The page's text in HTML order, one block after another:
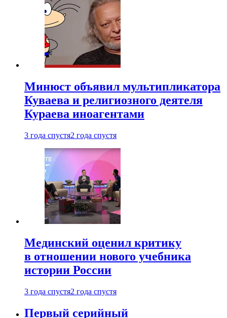
Минюст объявил мультипликатора
Куваева и религиозного деятеля
Кураева иноагентами
3 года спустя2 года спустя
Мединский оценил критику
в отношении нового учебника
истории России
3 года спустя2 года спустя
Первый серийный